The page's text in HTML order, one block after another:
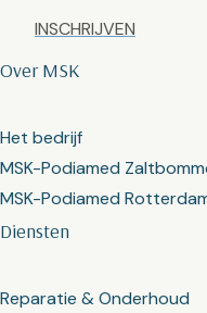
Diensten
Reparatie & Onderhoud
Over MSK
Het bedrijf
MSK-Podiamed
MSK-Podiamed
Captcha